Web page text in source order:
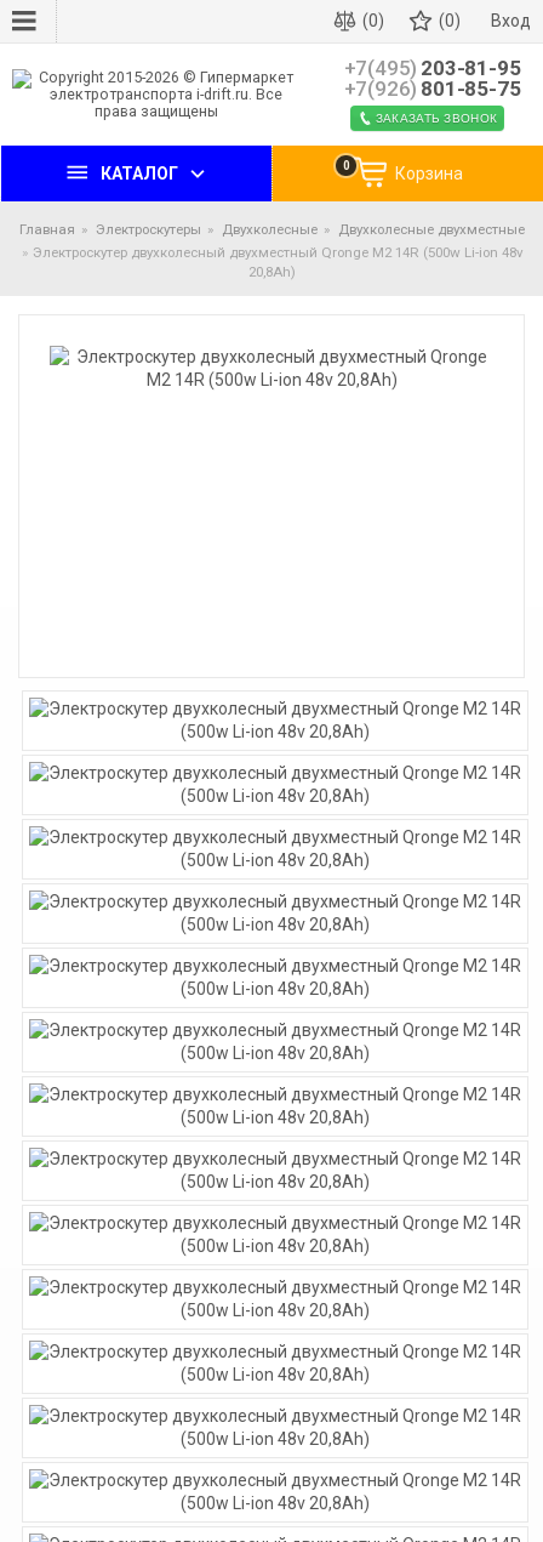
Вход
(0) (0)
+7(495) 203-81-95
+7(926) 801-85-75
ЗАКАЗАТЬ ЗВОНОК
КАТАЛОГ Корзина
0
Главная Электроскутеры Двухколесные
Двухколесные двухместные
Электроскутер двухколесный двухместный Qronge M2 14R (500w Li-ion 48v
20,8Ah)